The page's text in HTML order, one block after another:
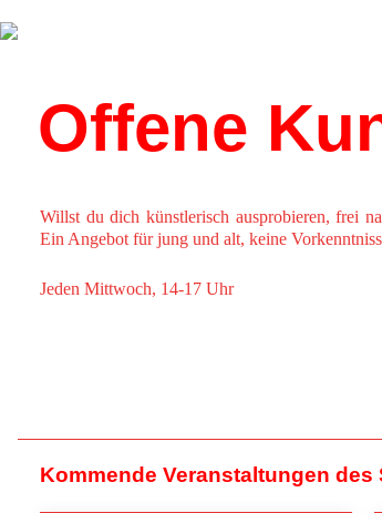
Offene
Willst du dich künstlerisch ausprobieren, frei
Ein Angebot für jung und alt, keine
Jeden Mittwoch, 14-17 Uhr
Kommende Veranstaltungen des